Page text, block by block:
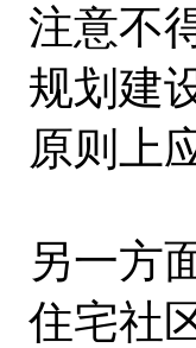
注意不
规划建
原则上
另一方
住宅社